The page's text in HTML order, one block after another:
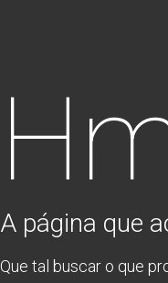
A página que
Que tal buscar o que